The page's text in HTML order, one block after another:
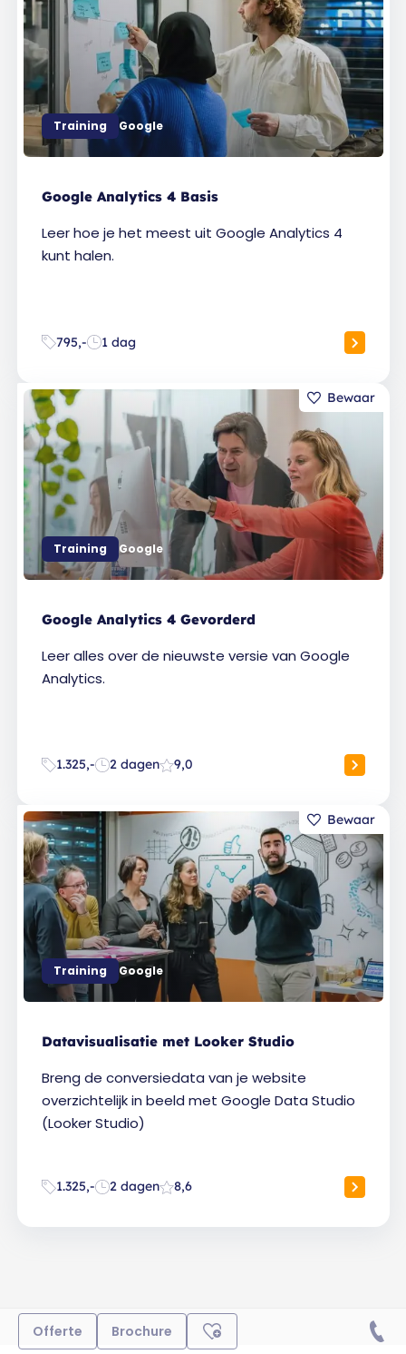
Offerte Brochure
Training Google
Google Analytics 4 Basis
Leer hoe je het meest uit Google Analytics 4
kunt halen.
795,- 1 dag
Training Google
Google Analytics 4 Gevorderd
Leer alles over de nieuwste versie van Google
Analytics.
1.325,- 2 dagen 9,0
Training Google
Datavisualisatie met Looker Studio
Breng de conversiedata van je website
overzichtelijk in beeld met Google Data Studio
(Looker Studio)
1.325,- 2 dagen 8,6